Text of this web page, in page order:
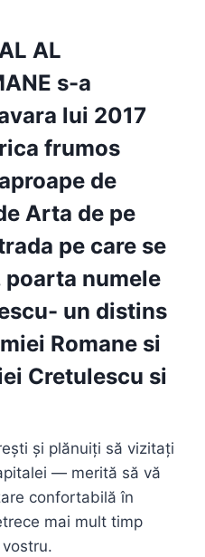
AL
s-a
lui 2017
frumos
de
Arta de pe
pe care se
numele
un distins
Romane si
Cretulescu si
și plănuiți să vizitați
— merită să vă
confortabilă în
mai mult timp